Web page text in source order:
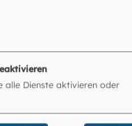
Wir sind für Sie
alle Dienste aktivieren oder